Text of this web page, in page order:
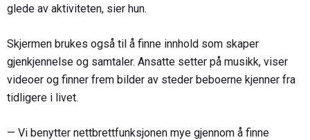
glede av aktiviteten, sier hun.
Skjermen brukes også til å finne innhold som skaper
gjenkjennelse og samtaler. Ansatte setter på musikk, viser
videoer og finner frem bilder av steder beboerne kjenner fra
tidligere i livet.
— Vi benytter nettbrettfunksjonen mye gjennom å finne